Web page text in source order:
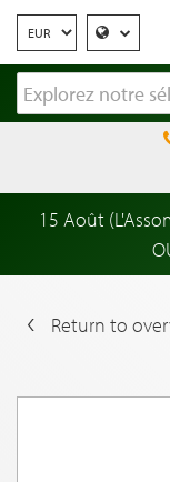
15 Août
Return to